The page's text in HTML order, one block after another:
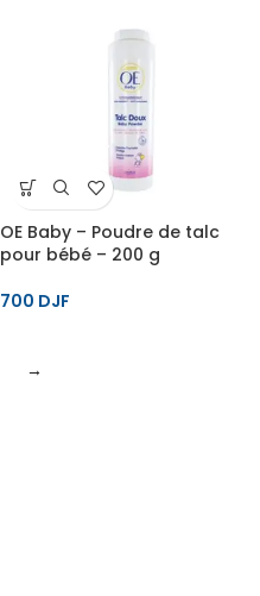
OE Baby – Poudre de talc
pour bébé – 200 g
700 DJF
→